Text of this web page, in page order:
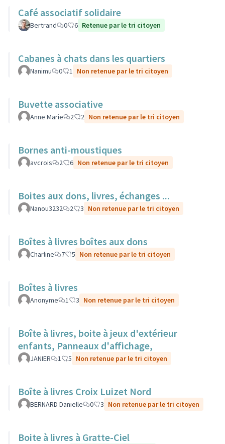
Café associatif solidaire
Bertrand 0 6 Retenue par le tri citoyen
Cabanes à chats dans les quartiers
Nanimu 0 1 Non retenue par le tri citoyen
Buvette associative
Anne Marie 2 2 Non retenue par le tri citoyen
Bornes anti-moustiques
avcrois 2 6 Non retenue par le tri citoyen
Boites aux dons, livres, échanges ...
Nanou3232 2 3 Non retenue par le tri citoyen
Boîtes à livres boîtes aux dons
Charline 7 5 Non retenue par le tri citoyen
Boîtes à livres
Anonyme 1 3 Non retenue par le tri citoyen
Boîte à livres, boite à jeux d'extérieur
enfants, Panneaux d'affichage,
JANIER 1 5 Non retenue par le tri citoyen
Boîte à livres Croix Luizet Nord
BERNARD Danielle 0 3 Non retenue par le tri citoyen
Boite à livres à Gratte-Ciel